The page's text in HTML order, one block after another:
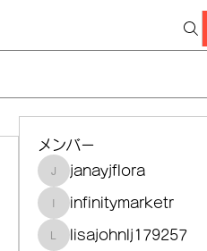
メンバー
janayjflora
janayjflora
infinitymarketr
infinitymarketr
lisajohnlj179257
lisajohnlj179257